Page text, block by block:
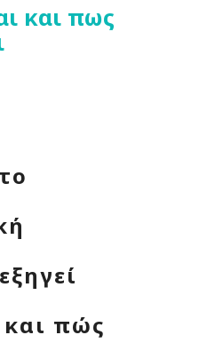
και πως
πώς